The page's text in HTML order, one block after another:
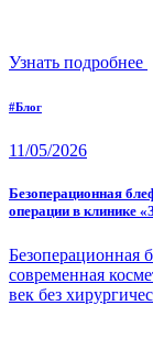
Узнать подробнее
#Блог
11/05/2026
Безоперационная
операции в
Безоперационная
современная
век без